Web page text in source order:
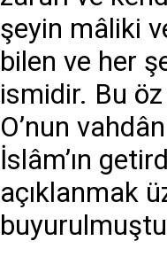
şeyin mâliki
bilen ve her
ismidir. Bu
O’nun
İslâm’ın
açıklanmak